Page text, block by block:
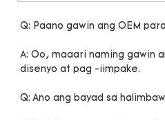
A: Oo, maaari naming gawin